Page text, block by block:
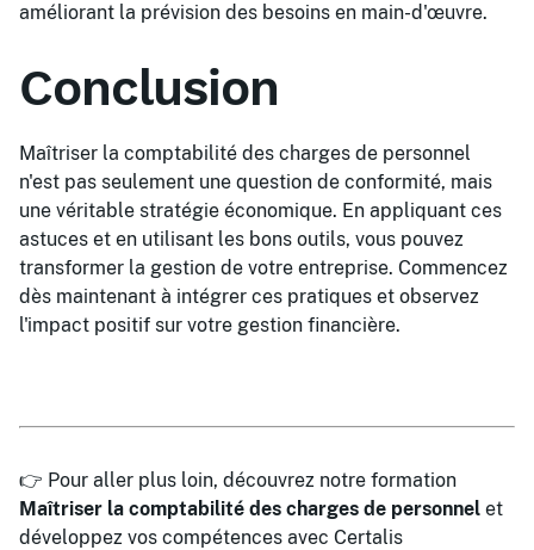
améliorant la prévision des besoins en main-d'œuvre.
Conclusion
Maîtriser la comptabilité des charges de personnel
n'est pas seulement une question de conformité, mais
une véritable stratégie économique. En appliquant ces
astuces et en utilisant les bons outils, vous pouvez
transformer la gestion de votre entreprise. Commencez
dès maintenant à intégrer ces pratiques et observez
l'impact positif sur votre gestion financière.
👉 Pour aller plus loin, découvrez notre formation
Maîtriser la comptabilité des charges de personnel et
développez vos compétences avec Certalis